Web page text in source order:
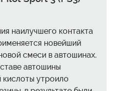
наилучшего контакта
новейший
смеси в автошинах.
автошины
утроило